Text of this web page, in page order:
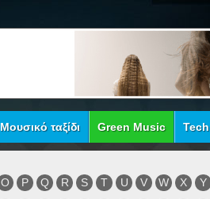
Μουσικό ταξίδι Green Music Tech
O P Q R S T U V W X Y